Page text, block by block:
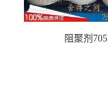
阻聚剂705